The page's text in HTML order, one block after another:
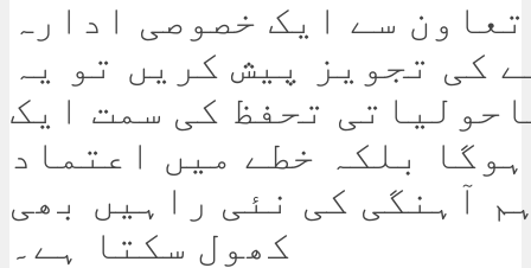
سے ایک خصوصی ادارہ
کی تجویز پیش کریں تو یہ
تحفظ کی سمت ایک
بلکہ خطے میں اعتماد
آہنگی کی نئی راہیں بھی
کھول سکتا ہے۔